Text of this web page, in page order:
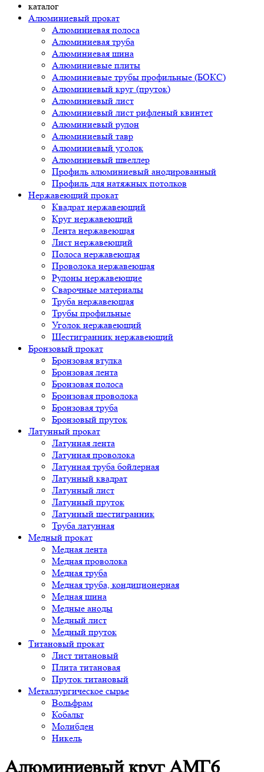
каталог
Алюминиевый прокат
Алюминиевая полоса
Алюминиевая труба
Алюминиевая шина
Алюминиевые плиты
Алюминиевые трубы профильные (БОКС)
Алюминиевый круг (пруток)
Алюминиевый лист
Алюминиевый лист рифленый квинтет
Алюминиевый рулон
Алюминиевый тавр
Алюминиевый уголок
Алюминиевый швеллер
Профиль алюминиевый анодированный
Профиль для натяжных потолков
Нержавеющий прокат
Квадрат нержавеющий
Круг нержавеющий
Лента нержавеющая
Лист нержавеющий
Полоса нержавеющая
Проволока нержавеющая
Рулоны нержавеющие
Сварочные материалы
Труба нержавеющая
Трубы профильные
Уголок нержавеющий
Шестигранник нержавеющий
Бронзовый прокат
Бронзовая втулка
Бронзовая лента
Бронзовая полоса
Бронзовая проволока
Бронзовая труба
Бронзовый пруток
Латунный прокат
Латунная лента
Латунная проволока
Латунная труба бойлерная
Латунный квадрат
Латунный лист
Латунный пруток
Латунный шестигранник
Труба латунная
Медный прокат
Медная лента
Медная проволока
Медная труба
Медная труба, кондиционерная
Медная шина
Медные аноды
Медный лист
Медный пруток
Титановый прокат
Лист титановый
Плита титановая
Пруток титановый
Металлургическое сырье
Вольфрам
Кобальт
Молибден
Никель
Алюминиевый круг АМГ6